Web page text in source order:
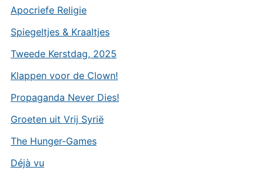
Apocriefe Religie
Spiegeltjes & Kraaltjes
Tweede Kerstdag, 2025
Klappen voor de Clown!
Propaganda Never Dies!
Groeten uit Vrij Syrië
The Hunger-Games
Déjà vu